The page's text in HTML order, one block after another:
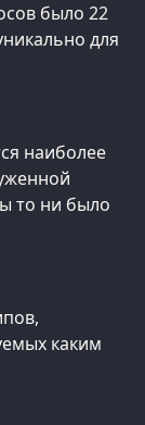
было 22
для
наиболее
то ни было
каким